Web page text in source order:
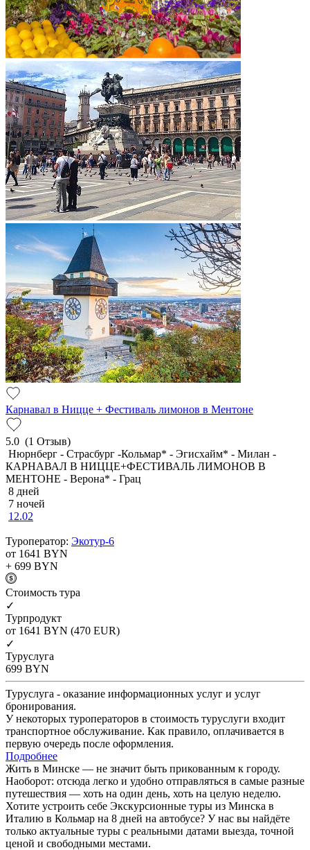
Карнавал в Ницце + Фестиваль лимонов в Ментоне
5.0 (1 Отзыв)
Нюрнберг - Страсбург -Кольмар* - Эгисхайм* - Милан -
КАРНАВАЛ В НИЦЦЕ+ФЕСТИВАЛЬ ЛИМОНОВ В
МЕНТОНЕ - Верона* - Грац
8 дней
7 ночей
12.02
Туроператор: Экотур-6
от 1641 BYN
+ 699 BYN
Cтоимость тура
✓
Турпродукт
от 1641 BYN (470 EUR)
✓
Туруслуга
699 BYN
Туруслуга - оказание информационных услуг и услуг
бронирования.
У некоторых туроператоров в стоимость туруслуги входит
транспортное обслуживание. Как правило, оплачивается в
первую очередь после оформления.
Подробнее
Жить в Минске — не значит быть прикованным к городу.
Наоборот: отсюда легко и удобно отправляться в самые разные
путешествия — хоть на один день, хоть на целую неделю.
Хотите устроить себе Экскурсионные туры из Минска в
Италию в Кольмар на 8 дней на автобусе? У нас вы найдёте
только актуальные туры с реальными датами выезда, точной
ценой и свободными местами.